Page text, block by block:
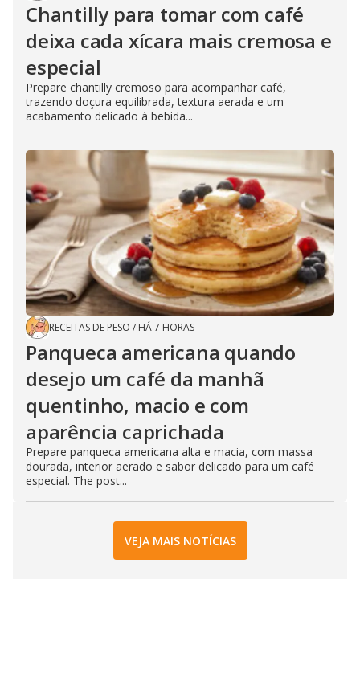
Chantilly para tomar com café
deixa cada xícara mais cremosa e
especial
Prepare chantilly cremoso para acompanhar café,
trazendo doçura equilibrada, textura aerada e um
acabamento delicado à bebida...
RECEITAS DE PESO / HÁ 7 HORAS
Panqueca americana quando
desejo um café da manhã
quentinho, macio e com
aparência caprichada
Prepare panqueca americana alta e macia, com massa
dourada, interior aerado e sabor delicado para um café
especial. The post...
VEJA MAIS NOTÍCIAS